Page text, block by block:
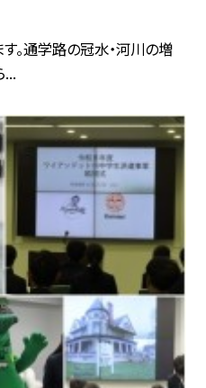
。通学路の冠水・河川の増
...